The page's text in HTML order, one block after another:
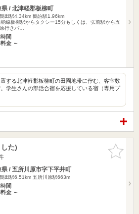
県 / 北津軽郡板柳町
田駅4.34km 鶴泊駅1.96km
線板柳駅からタクシー15分もしくは、弘前駅から五
行きバ…
間
金 ～
する北津軽郡板柳町の田園地帯に佇む、客室数
学生さんの部活合宿を応援している宿（専用プ
お気に入
りに追加
た)
県 / 五所川原市字下平井町
田駅6.51km 五所川原駅663m
間
金 ～